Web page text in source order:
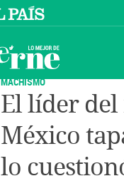
MACHISMO
El líder
México
lo